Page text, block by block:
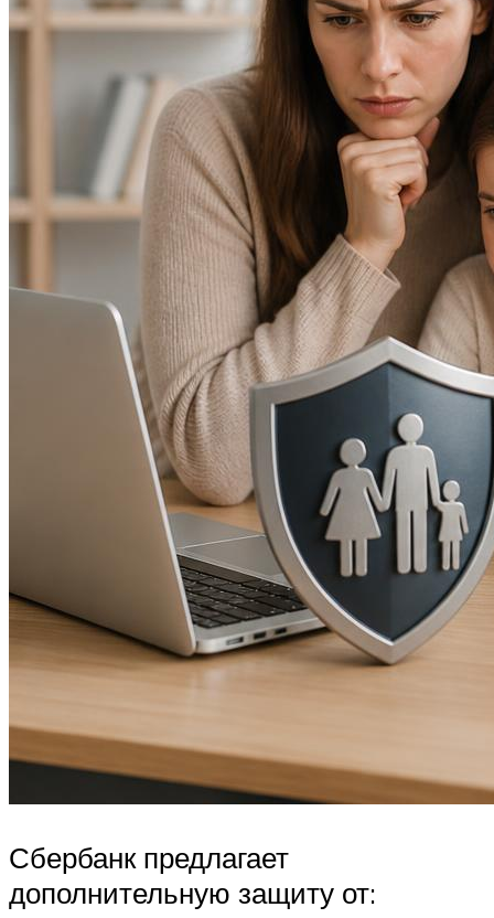
Сбербанк предлагает
дополнительную защиту от: